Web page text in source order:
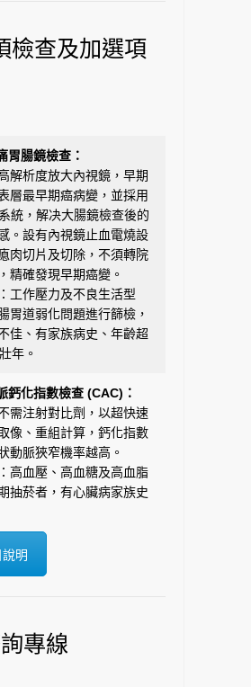
檢查及加選項
胃腸鏡檢查 ：
解析度放大內視鏡，早期
層最早期癌病變，並採用
統，解决大腸鏡檢查後的
。設有內視鏡止血電燒設
肉切片及切除，不須轉院
精確發現早期癌變。
工作壓力及不良生活型
胃道弱化問題進行篩檢，
佳、有家族病史、年齡超
年。
鈣化指數檢查 (CAC)：
需注射對比劑，以超快速
像、重組計算，鈣化指數
動脈狹窄機率越高。
高血壓、高血糖及高血脂
抽菸者，有心臟病家族史
明
專線